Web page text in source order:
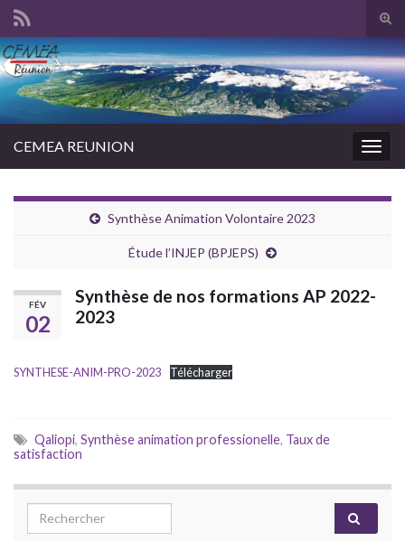
Search for:
CEMEA REUNION
Synthèse Animation Volontaire 2023
Étude l’INJEP (BPJEPS)
FÉV
02
Synthèse de nos formations AP 2022-
2023
SYNTHESE-ANIM-PRO-2023 Télécharger
Qaliopi, Synthèse animation professionelle, Taux de
satisfaction
Search for: